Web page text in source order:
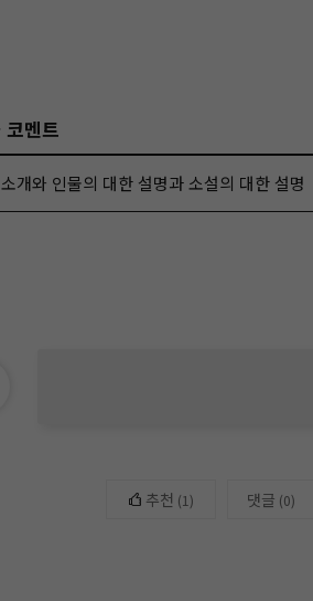
코멘트
개와 인물의 대한 설명과 소설의 대한 설명
추천 (1) 댓글 (0)